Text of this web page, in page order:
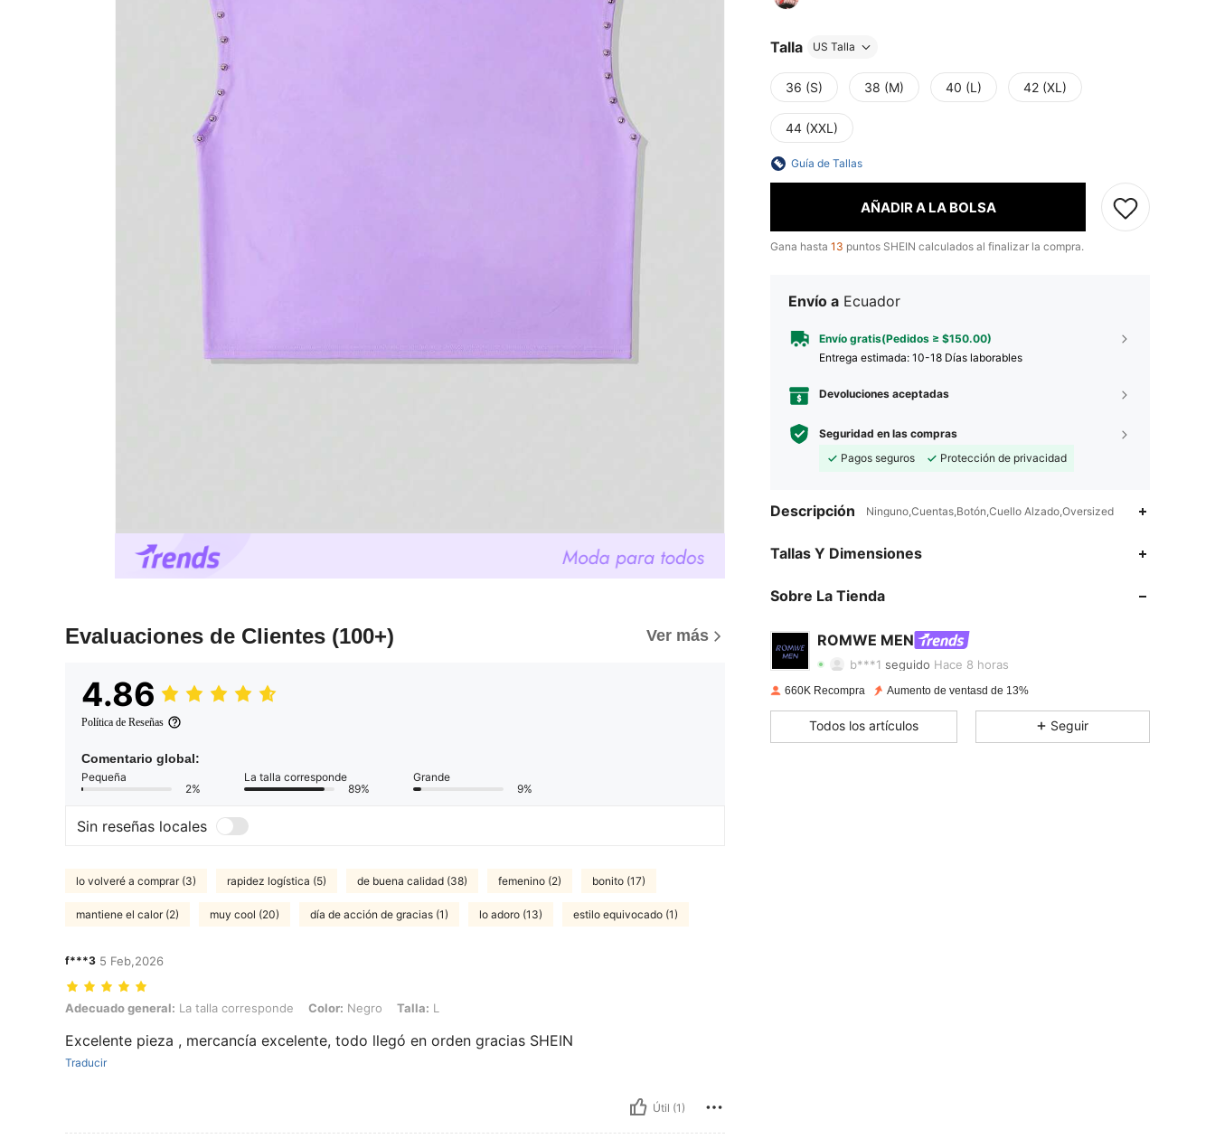
Evaluaciones de Clientes (100+) Ver más
4.86
Política de Reseñas
Comentario global:
Pequeña
2%
La talla corresponde
89%
Grande
9%
Sin reseñas locales
lo volveré a comprar (3) rapidez logística (5) de buena calidad (38) femenino (2) bonito (17)
mantiene el calor (2) muy cool (20) día de acción de gracias (1) lo adoro (13) estilo equivocado (1)
f***3 5 Feb,2026
Adecuado general: La talla corresponde, Color: Negro, Talla: L
Adecuado general: La talla corresponde Color: Negro Talla: L
Excelente pieza , mercancía excelente, todo llegó en orden gracias SHEIN
Traducir
Útil (1)
Talla US Talla
36 (S) 38 (M) 40 (L) 42 (XL)
44 (XXL)
Guía de Tallas
AÑADIR A LA BOLSA
Gana hasta 13 puntos SHEIN calculados al finalizar la compra.
Envío a Ecuador
Envío gratis(Pedidos ≥ $150.00)
Entrega estimada: 10-18 Días laborables
Devoluciones aceptadas
Seguridad en las compras
Pagos seguros
Protección de privacidad
Descripción Ninguno,Cuentas,Botón,Cuello Alzado,Oversized
Tallas Y Dimensiones
Sobre La Tienda
ROMWE MEN
4.86
4.86
13K
b***1 seguido Hace 8 horas
4.86
665K
660K Recompra Aumento de ventasd de 13%
Todos los artículos Seguir